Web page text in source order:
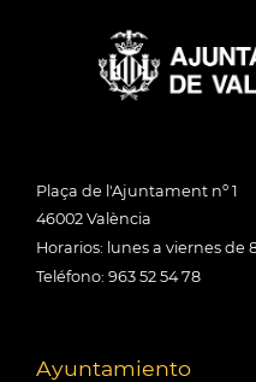
Plaça de l'Ajuntament nº 1
46002 València
Horarios: lunes a viernes de
Teléfono: 963 52 54 78
Ayuntamiento